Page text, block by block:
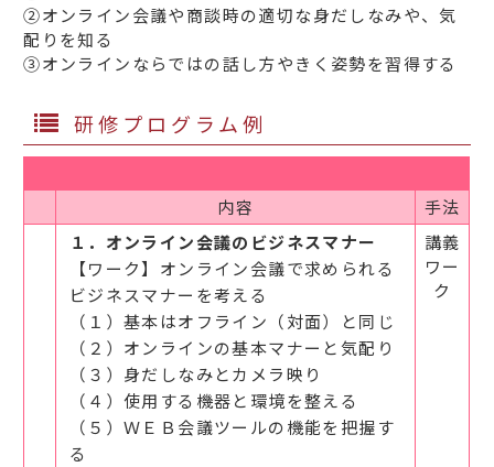
②オンライン会議や商談時の適切な身だしなみや、気
配りを知る
③オンラインならではの話し方やきく姿勢を習得する
研修プログラム例
内容 手法
１．オンライン会議のビジネスマナー
【ワーク】オンライン会議で求められる
ビジネスマナーを考える
（１）基本はオフライン（対面）と同じ
（２）オンラインの基本マナーと気配り
（３）身だしなみとカメラ映り
（４）使用する機器と環境を整える
（５）ＷＥＢ会議ツールの機能を把握す
る
講義
ワー
ク